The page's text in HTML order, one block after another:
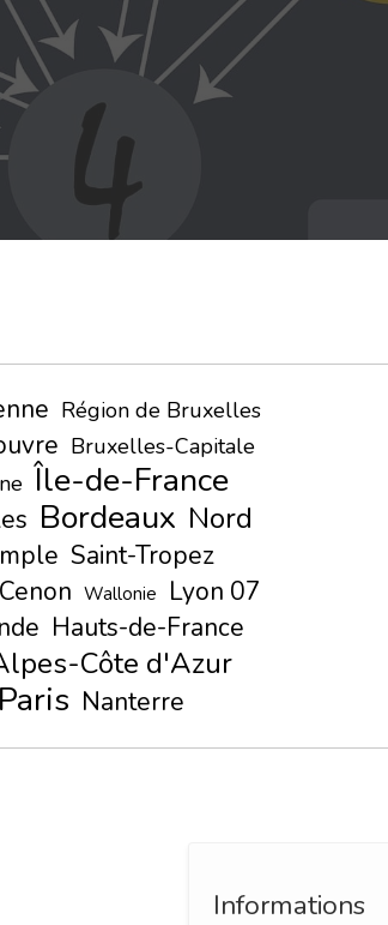
Région de Bruxelles
Bruxelles-Capitale
Île-de-France
Bordeaux Nord
Saint-Tropez
Cenon Wallonie Lyon 07
Hauts-de-France
Côte d'Azur
Paris Nanterre
Informations